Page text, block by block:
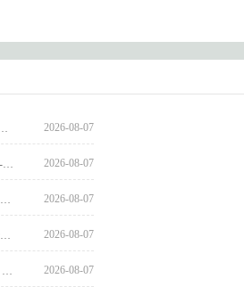
2026-08-07
2026-08-07
2026-08-07
2026-08-07
2026-08-07